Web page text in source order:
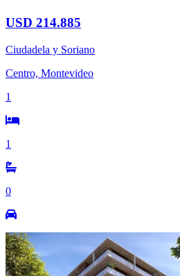
USD 214.885
Ciudadela y Soriano
Centro, Montevideo
1
1
0